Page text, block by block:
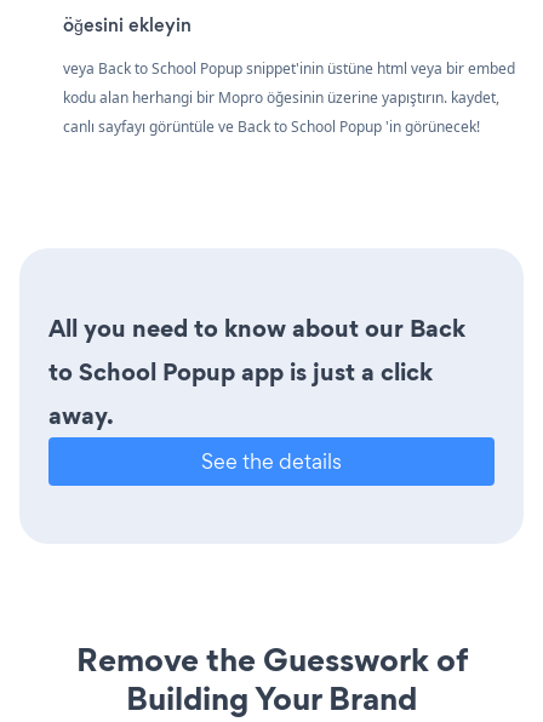
öğesini ekleyin
veya Back to School Popup snippet'inin üstüne html veya bir embed
kodu alan herhangi bir Mopro öğesinin üzerine yapıştırın. kaydet,
canlı sayfayı görüntüle ve Back to School Popup 'in görünecek!
All you need to know about our Back
to School Popup app is just a click
away.
See the details
Remove the Guesswork of
Building Your Brand